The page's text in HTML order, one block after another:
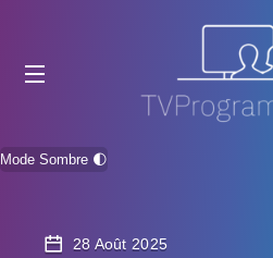
Mode Sombre 🌓
28 Août 2025